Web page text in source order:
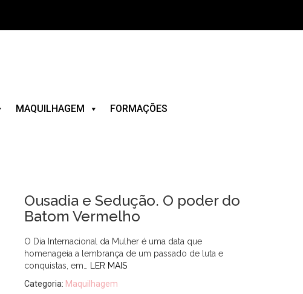
MAQUILHAGEM FORMAÇÕES
Ousadia e Sedução. O poder do
Batom Vermelho
O Dia Internacional da Mulher é uma data que
homenageia a lembrança de um passado de luta e
conquistas, em…
LER MAIS
Categoria: Maquilhagem